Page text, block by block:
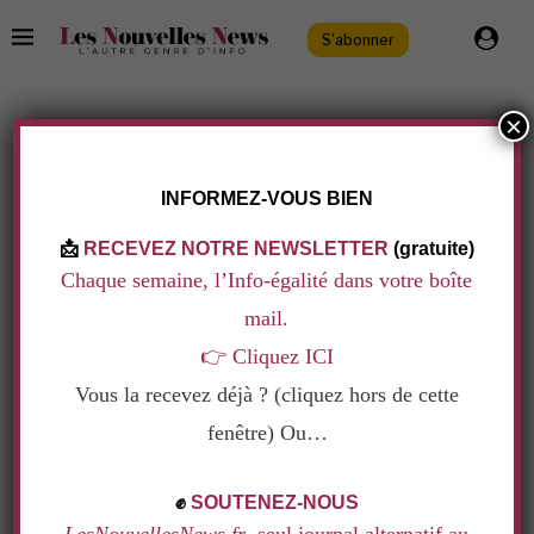
S'abonner
INFORMEZ-VOUS BIEN
📩 RECEVEZ NOTRE NEWSLETTER (gratuite)
Chaque semaine, l’Info-égalité dans votre boîte
mail.
👉 Cliquez ICI
Vous la recevez déjà ? (cliquez hors de cette
fenêtre) Ou…
✊ SOUTENEZ-NOUS
×